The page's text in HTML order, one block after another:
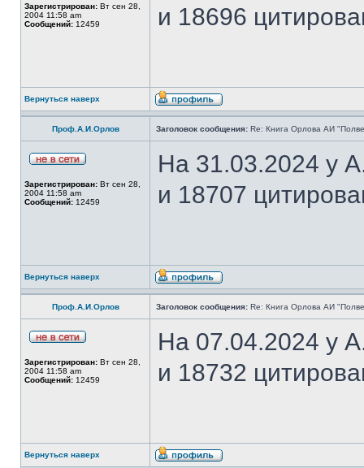
Зарегистрирован: Вт сен 28,
2004 11:58 am
Сообщений: 12459
и 18696
Вернуться наверх
Проф.А.И.Орлов Заголовок сообщения: Re: Книга Орлова АИ
Зарегистрирован: Вт сен 28,
2004 11:58 am
Сообщений: 12459
На 31.03.2024 у
и 18707
Вернуться наверх
Проф.А.И.Орлов Заголовок сообщения: Re: Книга Орлова АИ
Зарегистрирован: Вт сен 28,
2004 11:58 am
Сообщений: 12459
На 07.04.2024 у
и 18732
Вернуться наверх